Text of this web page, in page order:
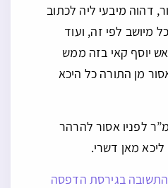
דהוה מיבעי ליה לכתוב
מיושב לפי זה, ועוד
יוסף קאי בזה ממש
מן התורה כל היכא
לפניו אסור להרהר
מאן דשרי.
בגירסת הדפסה